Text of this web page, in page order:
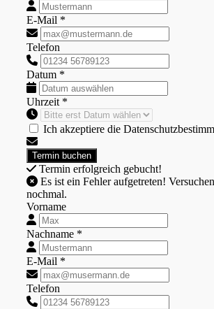
E-Mail *
Telefon
Datum *
Uhrzeit *
Ich akzeptiere die
Termin erfolgreich gebucht!
nochmal.
Vorname
Nachname *
E-Mail *
Telefon